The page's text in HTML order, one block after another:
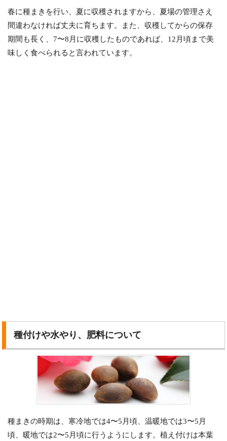
春に種まきを行い、夏に収穫されますから、夏場の管理さえ
間違わなければ丈夫に育ちます。また、収穫してからの保存
期間も長く、7〜8月に収穫したものであれば、12月頃まで美
味しく食べられると言われています。
種付けや水やり、肥料について
種まきの時期は、寒冷地では4〜5月頃、温暖地では3〜5月
頃、暖地では2〜5月頃に行うようにします。植え付けは本葉